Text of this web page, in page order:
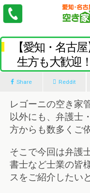
【愛知・名古
生方も大歓迎
Share Reddit
レゴーニの空き家
以外にも、弁護士
方からも数多くご
そこで今回は弁護
書士など士業の皆
スをご紹介したい